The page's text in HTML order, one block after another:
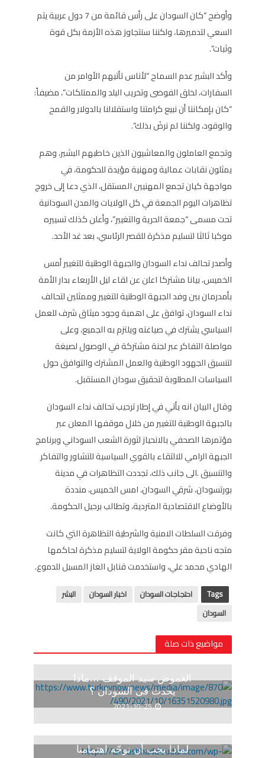
وأوضح “كان السودان على رأس قائمة من 7 دول عربية يتم
السعي لتدميرها، ولكننا سنتجاوز هذه الأزمة بكل قوة
وثبات”.
وأكد البشير عدم السماح “لأناس تأتيهم الأوامر من
السفارات، لخلق الفوضى وتخريب البلد والممتلكات”، مضيفاً:
“كان بإمكاننا أن نبيع كرامتنا واستقلالنا بالدولار والقمح
والوقود، ولكننا لم نرضَ بذلك”.
وتجمع العاملون والمعاشيون الذين خاطبهم البشير، وهم
يمثلون نقابات عمالية ومهنية مؤيدة للحكومة، في
مواجهة كيان تجمع المهنيين المستقل، الذي دعا إلى خروج
تظاهرات اليوم الجمعة في كل الولايات والمدن السودانية
تحت مسمى “جمعة الحرية والتغيير”، وأعلن كذلك تسييره
موكبا ثالثا لتسليم مذكرة للقصر الرئاسي، بعد غد الأحد.
وأصدر تحالف نداء السودان والجبهة الوطنية للتغيير أمس
الخميس، بيانا مشتركا اعلن عن لقاء ليل الأربعاء بدار الأمة
بأمدرمان بين وفد الجبهة الوطنية للتغيير وممثلين لتحالف
نداء السودان، توافق على اهمية وجود ميثاق شرف للعمل
السياسي يشترك في صياغته ويلتزم به الجميع، وعلى
مواصلة التفاكر عبر لجنة مشتركة في الوصول لصيغة
لتنسيق الجهود الوطنية والعمل المشترك والتوافق حول
السياسات المطلوبة لتحقيق سودان المستقبل.
وقال البيان انه يأتي في إطار ترحيب تحالف نداء السودان
بالجبهة الوطنية للتغيير من خلال موقفها المعلن عبر
مؤتمرها الصحفي بالانحياز لثورة الشعب السوداني وبرنامج
الجبهة الرامي للالتقاء بالقوي السياسية للتشاور والتفاكر
والتنسيق .الى جانب ذلك، تجددت التظاهرات في مدينة
بورتسودان، شرقي السودان، امس الخميس، منددة
بالأوضاع الاقتصادية المتردية، وتطالب برحيل الحكومة.
وفرقت السلطات الامنية والشرطية التظاهرة التي كانت
متجه ناحية مقر حكومة الولاية لتسليم مذكرة لحاكمها
الهادي محمد علي، واستخدمت قنابل الغاز المسيل للدموع.
Tags احتجاجات السودان اخبار السودان
البشر
السودان
مواضيع ذات صلة
الغموض سيد الموقف …ماذا
يحدث فى السودان ؟
2021-10-25
لماذا يجب أن نوجّه اهتمامنا